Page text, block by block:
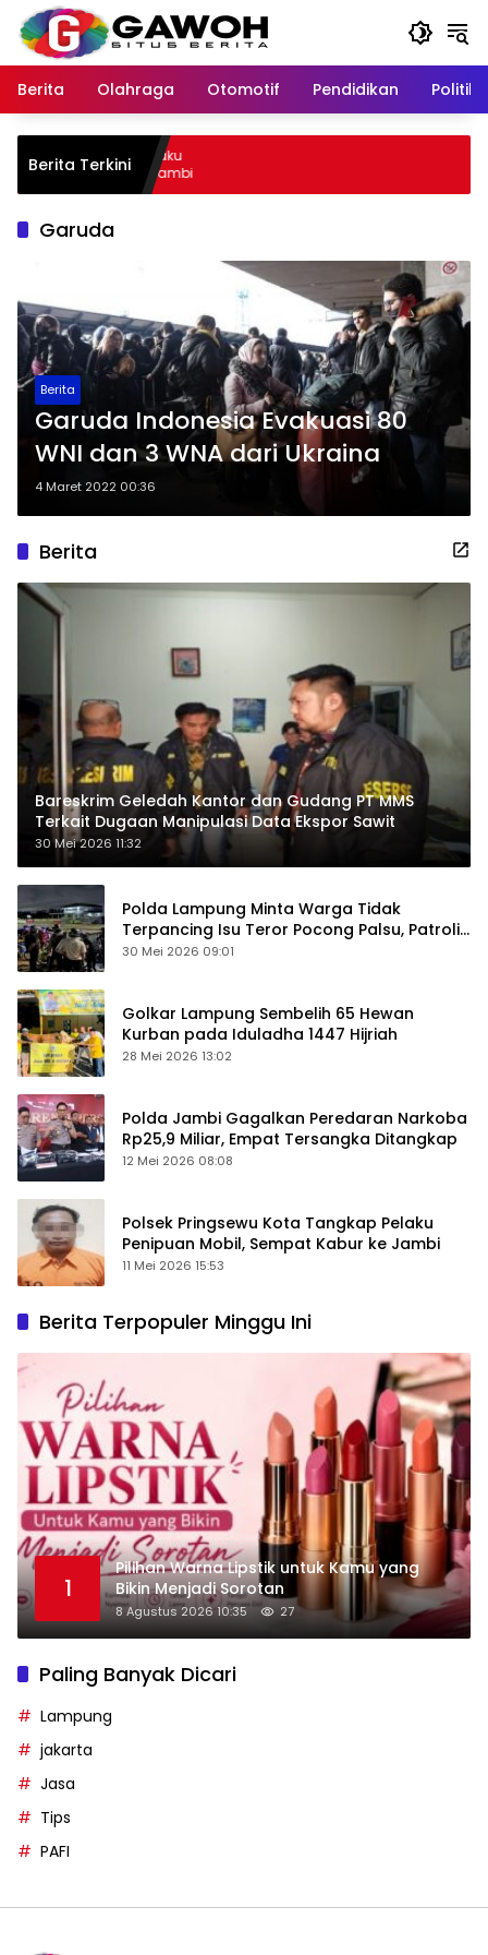
Langsung
konten
Berita
Olahraga Otomotif Pendidikan Politik
Berita Terkini
Kota Tangkap Pelaku
Kabur ke Jambi
Garuda
Berita
Garuda Indonesia Evakuasi 80
WNI dan 3 WNA dari Ukraina
4 Maret 2022 00:36
Berita
Bareskrim Geledah Kantor dan Gudang PT MMS
Terkait Dugaan Manipulasi Data Ekspor Sawit
30 Mei 2026 11:32
Polda Lampung Minta Warga Tidak
Terpancing Isu Teror Pocong Palsu, Patroli
Keamanan Ditingkatkan
30 Mei 2026 09:01
Golkar Lampung Sembelih 65 Hewan
Kurban pada Iduladha 1447 Hijriah
28 Mei 2026 13:02
Polda Jambi Gagalkan Peredaran Narkoba
Rp25,9 Miliar, Empat Tersangka Ditangkap
12 Mei 2026 08:08
Polsek Pringsewu Kota Tangkap Pelaku
Penipuan Mobil, Sempat Kabur ke Jambi
11 Mei 2026 15:53
Berita Terpopuler Minggu Ini
1
Pilihan Warna Lipstik untuk Kamu yang
Bikin Menjadi Sorotan
8 Agustus 2026 10:35 27
Paling Banyak Dicari
Lampung
jakarta
Jasa
Tips
PAFI